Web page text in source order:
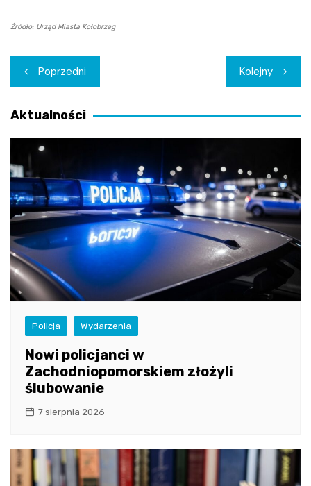
Źródło: Urząd Miasta Kołobrzeg
Nawigacja
wpisu
Poprzedni Kolejny
Aktualności
Policja Wydarzenia
Nowi policjanci w
Zachodniopomorskiem złożyli
ślubowanie
7 sierpnia 2026